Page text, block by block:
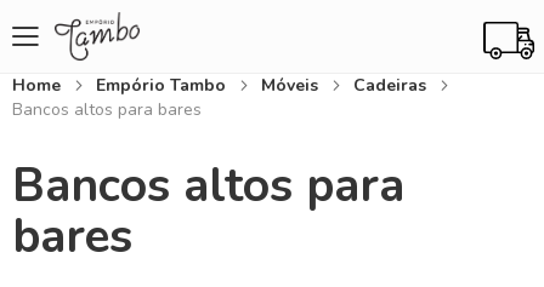
Home Empório Tambo Móveis
Cadeiras
Bancos altos para bares
Bancos altos para
bares